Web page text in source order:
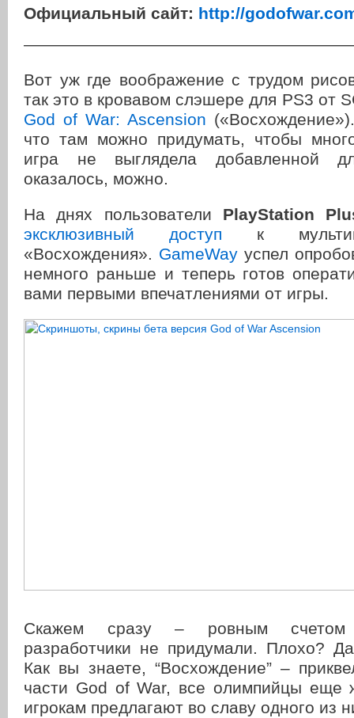
Официальный сайт: http://
Вот уж где воображение с трудом
так это в кровавом слэшере для PS3 от
God of War: Ascension
что там можно придумать, чтобы
игра не выглядела добавленной
оказалось, можно.
На днях пользователи PlayStation
эксклюзивный доступ к
«Восхождения». GameWay успел
немного раньше и теперь готов
вами первыми впечатлениями от игры.
Скажем сразу – ровным счетом
разработчики не придумали. Плохо?
Как вы знаете, “Восхождение” –
части God of War, все олимпийцы еще
игрокам предлагают во славу одного из